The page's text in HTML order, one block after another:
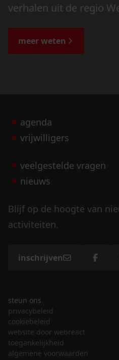
verhalen uit de regio
de bijzondere verhalen.
meer weten
agenda
vrijwilligers
veelgestelde vragen
nieuws
Blijf op de hoogte van
activiteiten.
inschrijven
steun ons
privacybeleid
cookiebeleid
website door webreact
toegankelijkheid
algemene voorwaarden